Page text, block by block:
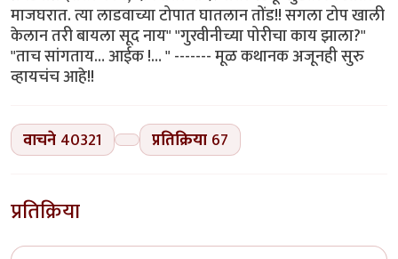
माजघरात. त्या लाडवाच्या टोपात घातलान तोंड!! सगला टोप खाली
केलान तरी बायला सूद नाय" "गुरवीनीच्या पोरीचा काय झाला?"
"ताच सांगताय… आईक !… " ------- मूळ कथानक अजूनही सुरु
व्हायचंच आहे!!
वाचने 40321 प्रतिक्रिया 67
प्रतिक्रिया